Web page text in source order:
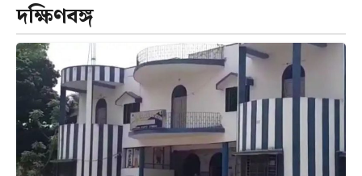
দক্ষিণবঙ্গ